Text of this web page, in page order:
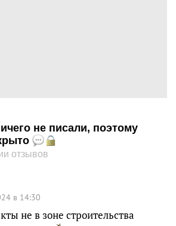
не писали, поэтому
отзывов
в 14:30
не в зоне строительства